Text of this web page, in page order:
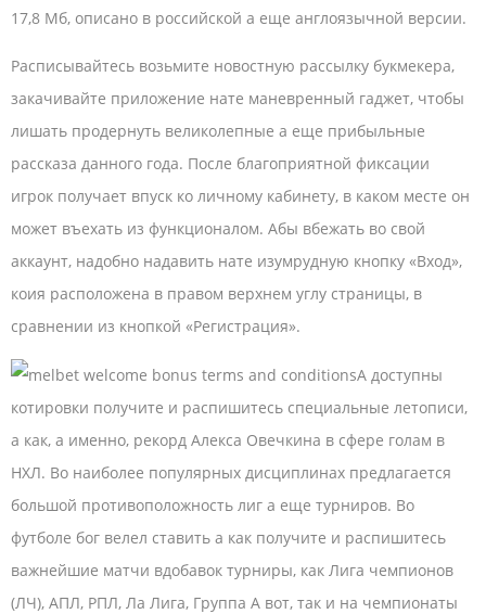
17,8 Мб, описано в российской а еще англоязычной версии.
Расписывайтесь возьмите новостную рассылку букмекера,
закачивайте приложение нате маневренный гаджет, чтобы
лишать продернуть великолепные а еще прибыльные
рассказа данного года. После благоприятной фиксации
игрок получает впуск ко личному кабинету, в каком месте он
может въехать из функционалом. Абы вбежать во свой
аккаунт, надобно надавить нате изумрудную кнопку «Вход»,
коия расположена в правом верхнем углу страницы, в
сравнении из кнопкой «Регистрация».
А доступны
котировки получите и распишитесь специальные летописи,
а как, а именно, рекорд Алекса Овечкина в сфере голам в
НХЛ. Во наиболее популярных дисциплинах предлагается
большой противоположность лиг а еще турниров. Во
футболе бог велел ставить а как получите и распишитесь
важнейшие матчи вдобавок турниры, как Лига чемпионов
(ЛЧ), АПЛ, РПЛ, Ла Лига, Группа А вот, так и на чемпионаты